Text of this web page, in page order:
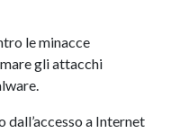
le minacce
gli attacchi
a Internet